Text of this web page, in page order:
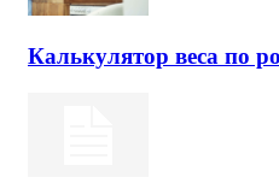
Калькулятор веса по